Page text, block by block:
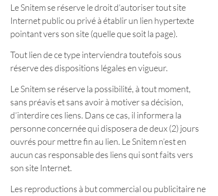
Le Snitem se réserve le droit d’autoriser tout site
Internet public ou privé à établir un lien hypertexte
pointant vers son site (quelle que soit la page).
Tout lien de ce type interviendra toutefois sous
réserve des dispositions légales en vigueur.
Le Snitem se réserve la possibilité, à tout moment,
sans préavis et sans avoir à motiver sa décision,
d’interdire ces liens. Dans ce cas, il informera la
personne concernée qui disposera de deux (2) jours
ouvrés pour mettre fin au lien. Le Snitem n’est en
aucun cas responsable des liens qui sont faits vers
son site Internet.
Les reproductions à but commercial ou publicitaire ne